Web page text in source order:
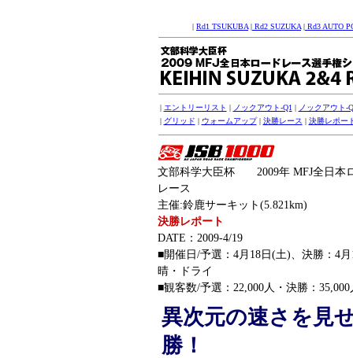
| Rd1 TSUKUBA | Rd2 SUZUKA | Rd3 AUTO
| エントリーリスト | ノックアウト-Q1 | ノックアウト-
| グリッド | ウォームアップ| 決勝レース | 決勝レポー
文部科学大臣杯 2009年 MFJ全日本
レース
主催:鈴鹿サーキット(5.821km)
決勝レポート
DATE：2009-4/19
■開催日/予選：4月18日(土)、決勝：
晴・ドライ
■観客数/予選：22,000人・決勝：35,000
異次元の速さを見
勝！